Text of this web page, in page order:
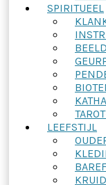
SPIRITUEEL
LEEFSTIJL